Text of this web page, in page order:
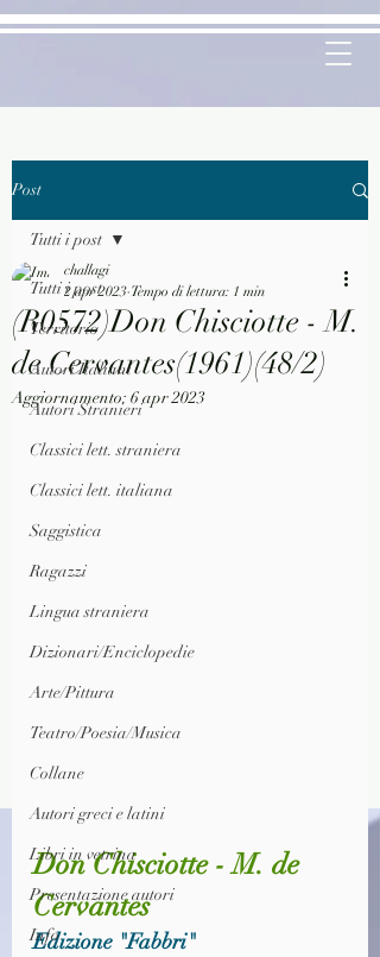
Post
Tutti i post
Territorio
Autori Italiani
Autori Stranieri
Classici lett. straniera
Classici lett. italiana
Saggistica
Ragazzi
Lingua straniera
Dizionari/Enciclopedie
Arte/Pittura
Teatro/Poesia/Musica
Collane
Autori greci e latini
Libri in vetrina
Presentazione autori
Info
Tutti i post
(R0572)Don Chisciotte - M.
de Cervantes(1961)(48/2)
challagi
2 apr 2023 Tempo di lettura: 1 min
Aggiornamento: 6 apr 2023
Don Chisciotte - M. de
Cervantes
Edizione "Fabbri"